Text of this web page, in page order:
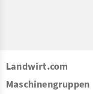
Landwirt.com
Maschinengruppen